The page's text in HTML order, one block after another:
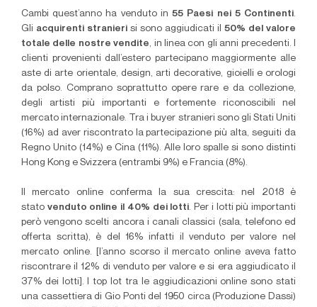
Cambi quest’anno ha venduto in55 Paesi nei 5 Continenti.
Gli acquirenti stranieri si sono aggiudicati il 50% del valore
totale delle nostre vendite, in linea con gli anni precedenti. I
clienti provenienti dall’estero partecipano maggiormente alle
aste di arte orientale, design, arti decorative, gioielli e orologi
da polso. Comprano soprattutto opere rare e da collezione,
degli artisti più importanti e fortemente riconoscibili nel
mercato internazionale. Tra i buyer stranieri sono gli Stati Uniti
(16%) ad aver riscontrato la partecipazione più alta, seguiti da
Regno Unito (14%) e Cina (11%). Alle loro spalle si sono distinti
Hong Kong e Svizzera (entrambi 9%) e Francia (8%).
Il mercato online conferma la sua crescita: nel 2018 è
stato venduto online il 40% dei lotti. Per i lotti più importanti
però vengono scelti ancora i canali classici (sala, telefono ed
offerta scritta), è del 16% infatti il venduto per valore nel
mercato online. [l’anno scorso il mercato online aveva fatto
riscontrare il 12% di venduto per valore e si era aggiudicato il
37% dei lotti]. I top lot tra le aggiudicazioni online sono stati
una cassettiera di Gio Ponti del 1950 circa (Produzione Dassi)